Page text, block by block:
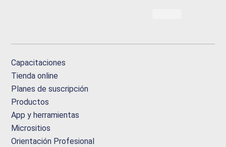
Capacitaciones
Tienda online
Planes de suscripción
Productos
App y herramientas
Micrositios
Orientación Profesional